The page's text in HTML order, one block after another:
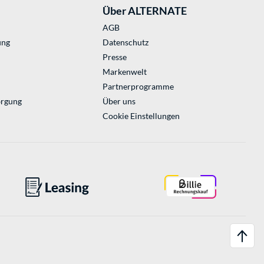
Über ALTERNATE
AGB
Datenschutz
Presse
Markenwelt
Partnerprogramme
Über uns
Cookie Einstellungen